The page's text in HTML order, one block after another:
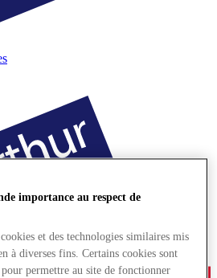
importance au respect de
et des technologies similaires mis
à diverses fins. Certains cookies sont
pour permettre au site de fonctionner